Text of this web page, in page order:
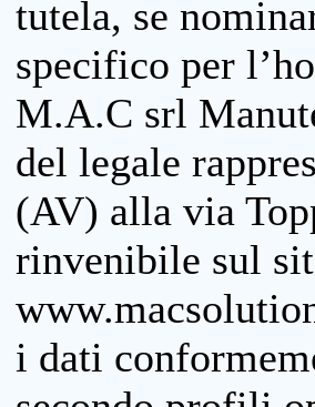
tutela, se
specifico per
M.A.C srl
del legale
(AV) alla via
rinvenibile sul
i dati